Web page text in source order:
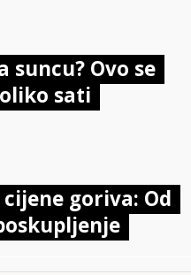
Ovo se
sati
goriva: Od